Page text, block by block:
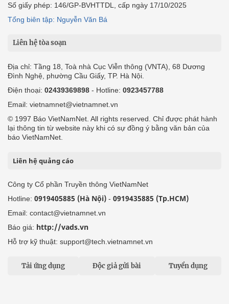
Số giấy phép: 146/GP-BVHTTDL, cấp ngày 17/10/2025
Tổng biên tập: Nguyễn Văn Bá
Liên hệ tòa soạn
Địa chỉ: Tầng 18, Toà nhà Cục Viễn thông (VNTA), 68 Dương
Đình Nghệ, phường Cầu Giấy, TP. Hà Nội.
Điện thoại: 02439369898 - Hotline: 0923457788
Email: vietnamnet@vietnamnet.vn
© 1997 Báo VietNamNet. All rights reserved. Chỉ được phát hành
lại thông tin từ website này khi có sự đồng ý bằng văn bản của
báo VietNamNet.
Liên hệ quảng cáo
Công ty Cổ phần Truyền thông VietNamNet
Hotline: 0919405885 (Hà Nội) - 0919435885 (Tp.HCM)
Email: contact@vietnamnet.vn
Báo giá: http://vads.vn
Hỗ trợ kỹ thuật: support@tech.vietnamnet.vn
Tải ứng dụng Độc giả gửi bài Tuyển dụng